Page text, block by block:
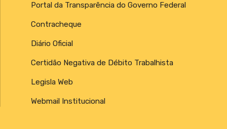
Portal da Transparência do Governo Federal
Contracheque
Diário Oficial
Certidão Negativa de Débito Trabalhista
Legisla Web
Webmail Institucional